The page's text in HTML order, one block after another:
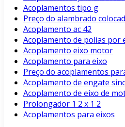
Acoplamentos tipo g
Preço do alambrado
Acoplamento ac 42
Acoplamento de polias por
Acoplamento eixo motor
Acoplamento para eixo
Preço do acoplamentos
Acoplamento de engate
Acoplamento de eixo de
Prolongador 1 2 x 1 2
Acoplamentos para eixos